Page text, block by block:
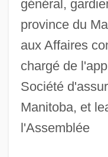
général,
province du
aux Affaires
chargé de
Société
Manitoba, et
l'Assemblée